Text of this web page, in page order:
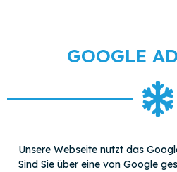
GOOGLE
Unsere Webseite nutzt das
Sind Sie über eine von Google